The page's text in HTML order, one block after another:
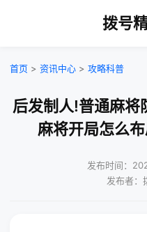
拨号
首页 > 资讯中心 > 攻略科普
后发制人!普通麻将
麻将开局怎么
发布时间：
发布者：